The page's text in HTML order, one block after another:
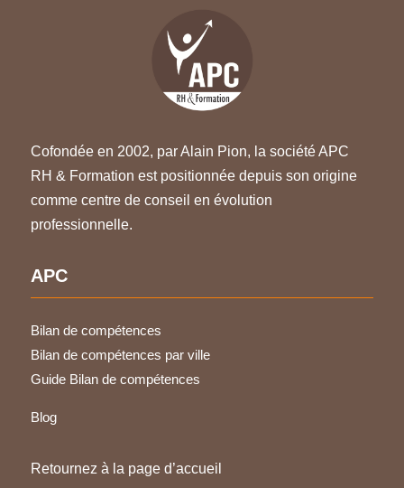
Cofondée en 2002, par Alain Pion, la société APC
RH & Formation est positionnée depuis son origine
comme centre de conseil en évolution
professionnelle.
APC
Bilan de compétences
Bilan de compétences par ville
Guide Bilan de compétences
Blog
Retournez à la page d’accueil